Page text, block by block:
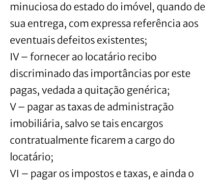
minuciosa do estado do imóvel, quando de
sua entrega, com expressa referência aos
eventuais defeitos existentes;
IV – fornecer ao locatário recibo
discriminado das importâncias por este
pagas, vedada a quitação genérica;
V – pagar as taxas de administração
imobiliária, salvo se tais encargos
contratualmente ficarem a cargo do
locatário;
VI – pagar os impostos e taxas, e ainda o